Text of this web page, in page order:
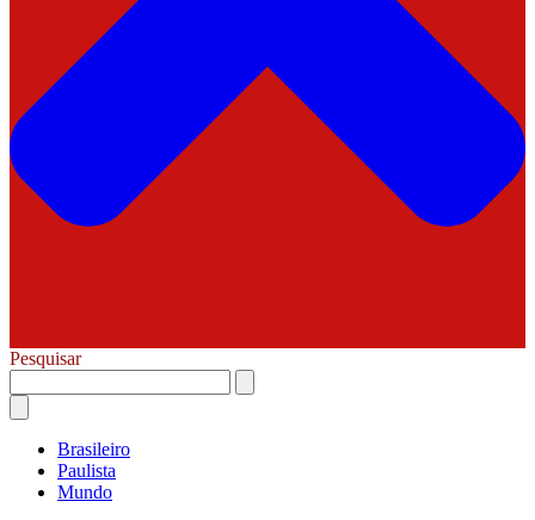
Pesquisar
Brasileiro
Paulista
Mundo